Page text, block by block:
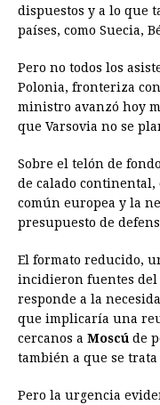
dispuestos y a lo que
países, como Suecia,
Pero no todos los
Polonia, fronteriza
ministro avanzó hoy
que Varsovia no se
Sobre el telón de
de calado continental,
común europea y la
presupuesto de
El formato reducido,
incidieron fuentes
responde a la
que implicaría una
cercanos a Moscú de
también a que se
Pero la urgencia